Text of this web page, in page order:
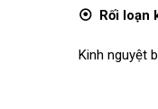
⦿ Rối loạn
Kinh nguyệt